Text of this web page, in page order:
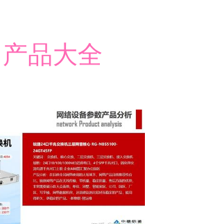
产品大全